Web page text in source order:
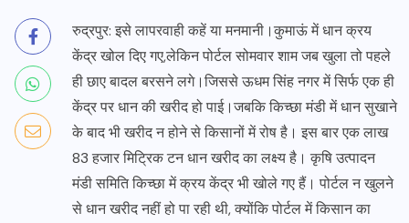
रुद्रपुर: इसे लापरवाही कहें या मनमानी।कुमाऊं में धान क्रय
केंद्र खोल दिए गए,लेकिन पोर्टल सोमवार शाम जब खुला तो पहले
ही छाए बादल बरसने लगे।जिससे ऊधम सिंह नगर में सिर्फ एक ही
केंद्र पर धान की खरीद हो पाई।जबकि किच्छा मंडी में धान सुखाने
के बाद भी खरीद न होने से किसानों में रोष है। इस बार एक लाख
83 हजार मिट्रिक टन धान खरीद का लक्ष्य है। कृषि उत्पादन
मंडी समिति किच्छा में क्रय केंद्र भी खोले गए हैं। पोर्टल न खुलने
से धान खरीद नहीं हो पा रही थी, क्योंकि पोर्टल में किसान का